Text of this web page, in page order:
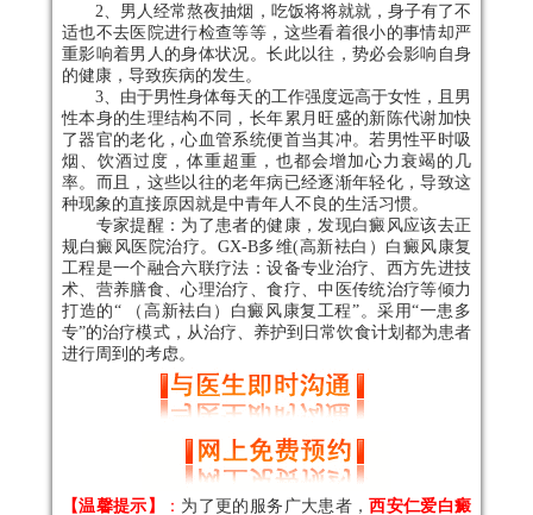
2
男人经常熬夜抽烟，吃饭将将就就，身子有了不
适也不去医院进行检查等等，这些看着很小的事情却严
重影响着男人的身体状况。长此以往，势必会影响自身
的健康，导致疾病的发生。
3
由于男性身体每天的工作强度远高于女性，且男
性本身的生理结构不同，长年累月旺盛的新陈代谢加快
了器官的老化，心血管系统便首当其冲。若男性平时吸
烟、饮酒过度，体重超重，也都会增加心力衰竭的几
率。而且，这些以往的老年病已经逐渐年轻化，导致这
种现象的直接原因就是中青年人不良的生活习惯。
专家提醒：为了患者的健康，发现白癜风应该去正
规白癜风医院治疗。 GX-B多维(高新袪白）白癜风康复
工程是一个融合六联疗法：设备专业治疗、西方先进技
术、营养膳食、心理治疗、食疗、中医传统治疗等倾力
打造的“ （高新袪白）白癜风康复工程”。采用“一患多
专”的治疗模式，从治疗、养护到日常饮食计划都为患者
进行周到的考虑。
【温馨提示】 ： 为了更的服务广大患者，西安仁爱白癜